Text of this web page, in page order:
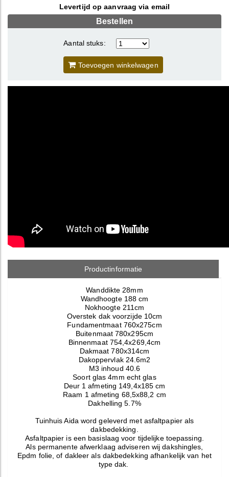
Levertijd op aanvraag via email
Bestellen
Aantal stuks:
Toevoegen winkelwagen
Productinformatie
Wanddikte 28mm
Wandhoogte 188 cm
Nokhoogte 211cm
Overstek dak voorzijde 10cm
Fundamentmaat 760x275cm
Buitenmaat 780x295cm
Binnenmaat 754,4x269,4cm
Dakmaat 780x314cm
Dakoppervlak 24.6m2
M3 inhoud 40.6
Soort glas 4mm echt glas
Deur 1 afmeting 149,4x185 cm
Raam 1 afmeting 68,5x88,2 cm
Dakhelling 5.7%
Tuinhuis Aida word geleverd met asfaltpapier als
dakbedekking.
Asfaltpapier is een basislaag voor tijdelijke toepassing.
Als permanente afwerklaag adviseren wij dakshingles,
Epdm folie, of dakleer als dakbedekking afhankelijk van het
type dak.